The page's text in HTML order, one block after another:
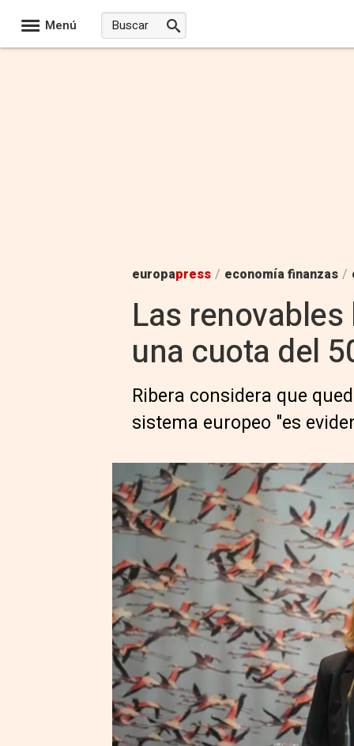
Menú
europapress / economía finanzas /
Las
una cuota del
Ribera considera que
sistema europeo "es